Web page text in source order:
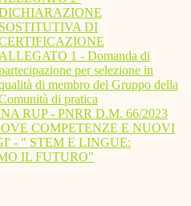
SOSTITUTIVA DI
ALLEGATO 1 - Domanda di
per selezione in
di membro del Gruppo della
di pratica
RUP - PNRR D.M. 66/2023
COMPETENZE E NUOVI
- " STEM E LINGUE:
IL FUTURO"